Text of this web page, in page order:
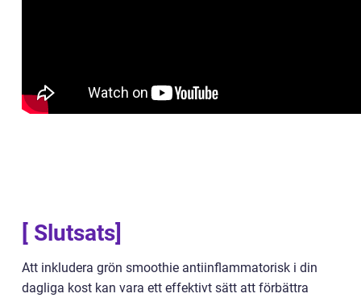
[ Slutsats]
Att inkludera grön smoothie antiinflammatorisk i din
dagliga kost kan vara ett effektivt sätt att förbättra